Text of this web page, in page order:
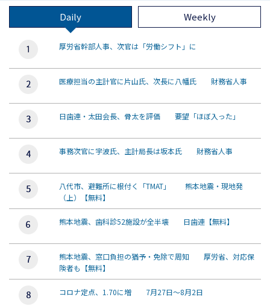
Daily Weekly
厚労省幹部人事、次官は「労働シフト」に
医療担当の主計官に片山氏、次長に八幡氏 財務省人事
日歯連・太田会長、骨太を評価 要望「ほぼ入った」
事務次官に宇波氏、主計局長は坂本氏 財務省人事
八代市、避難所に根付く「TMAT」 熊本地震・現地発
（上）【無料】
熊本地震、歯科診52施設が全半壊 日歯連【無料】
熊本地震、窓口負担の猶予・免除で周知 厚労省、対応保
険者も【無料】
コロナ定点、1.70に増 7月27日～8月2日